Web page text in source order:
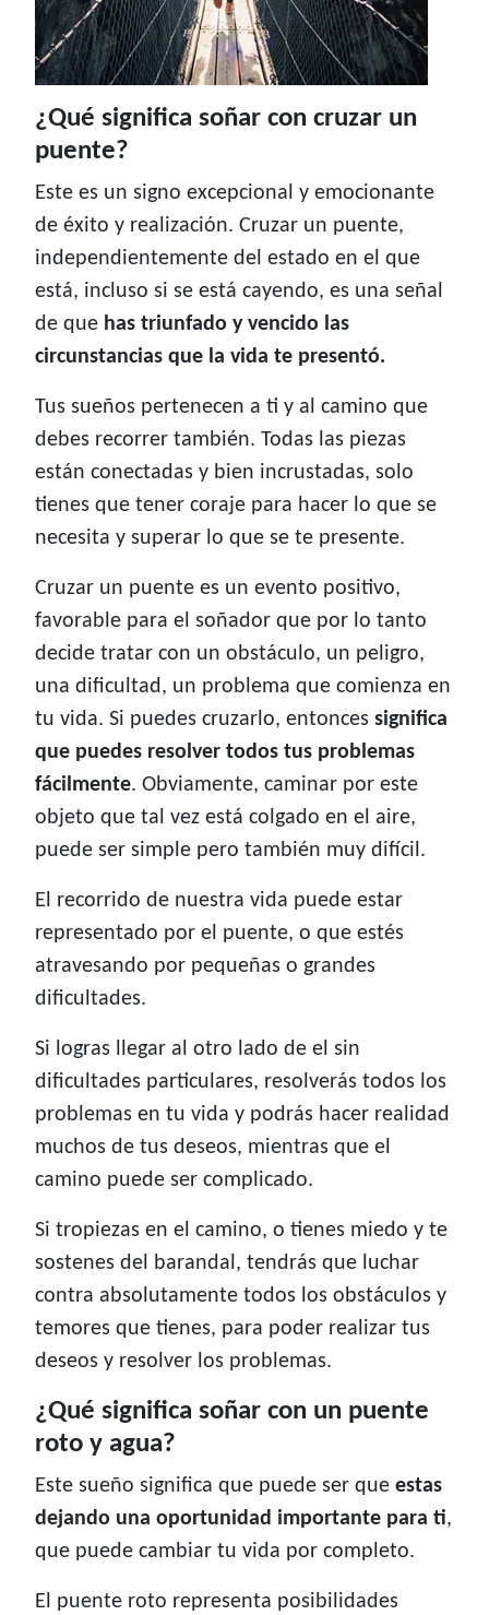
¿Qué significa soñar con cruzar un
puente?
Este es un signo excepcional y emocionante
de éxito y realización. Cruzar un puente,
independientemente del estado en el que
está, incluso si se está cayendo, es una señal
de que has triunfado y vencido las
circunstancias que la vida te presentó.
Tus sueños pertenecen a ti y al camino que
debes recorrer también. Todas las piezas
están conectadas y bien incrustadas, solo
tienes que tener coraje para hacer lo que se
necesita y superar lo que se te presente.
Cruzar un puente es un evento positivo,
favorable para el soñador que por lo tanto
decide tratar con un obstáculo, un peligro,
una dificultad, un problema que comienza en
tu vida. Si puedes cruzarlo, entonces significa
que puedes resolver todos tus problemas
fácilmente. Obviamente, caminar por este
objeto que tal vez está colgado en el aire,
puede ser simple pero también muy difícil.
El recorrido de nuestra vida puede estar
representado por el puente, o que estés
atravesando por pequeñas o grandes
dificultades.
Si logras llegar al otro lado de el sin
dificultades particulares, resolverás todos los
problemas en tu vida y podrás hacer realidad
muchos de tus deseos, mientras que el
camino puede ser complicado.
Si tropiezas en el camino, o tienes miedo y te
sostenes del barandal, tendrás que luchar
contra absolutamente todos los obstáculos y
temores que tienes, para poder realizar tus
deseos y resolver los problemas.
¿Qué significa soñar con un puente
roto y agua?
Este sueño significa que puede ser que estas
dejando una oportunidad importante para ti,
que puede cambiar tu vida por completo.
El puente roto representa posibilidades